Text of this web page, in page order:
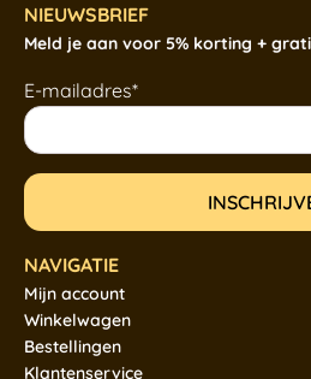
NIEUWSBRIEF
Meld je aan voor 5% korting +
E-mailadres*
NAVIGATIE
Mijn account
Winkelwagen
Bestellingen
Klantenservice